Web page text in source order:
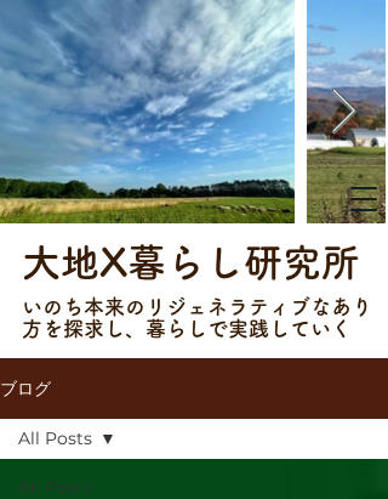
大地X暮らし研究所
​​いのち本来のリジェネラティブなあり
方を探求し、暮らしで実践していく
ブログ
All Posts
All Posts